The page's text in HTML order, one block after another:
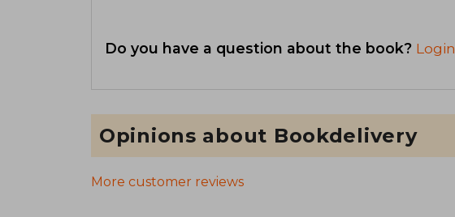
Do you have a question about the book? Login
Opinions about Bookdelivery
More customer reviews